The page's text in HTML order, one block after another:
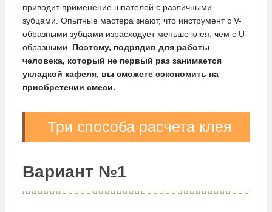
приводит применение шпателей с различными
зубцами. Опытные мастера знают, что инструмент с V-
образными зубцами израсходует меньше клея, чем с U-
образными. Поэтому, подрядив для работы
человека, который не первый раз занимается
укладкой кафеля, вы сможете сэкономить на
приобретении смеси.
Три способа расчета клея
Вариант №1